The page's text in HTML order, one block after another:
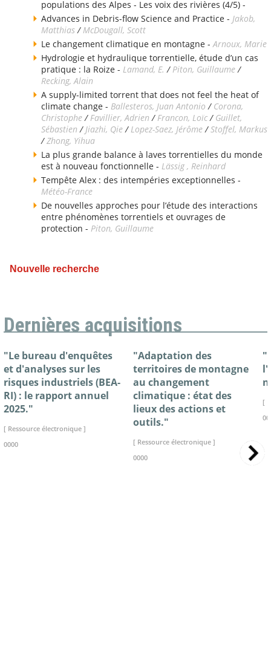
populations des Alpes - Les voix des rivières (4/5) -
Advances in Debris-flow Science and Practice - Jakob,
Matthias/McDougall, Scott
Le changement climatique en montagne -Arnoux, Marie
Hydrologie et hydraulique torrentielle, étude d’un cas
pratique : la Roize - Lamand, E. / Piton, Guillaume/
Recking, Alain
A supply-limited torrent that does not feel the heat of
climate change - Ballesteros, Juan Antonio / Corona,
Christophe/ Favillier, Adrien / Francon, Loïc/ Guillet,
Sébastien / Jiazhi, Qie/ Lopez-Saez, Jérôme/Stoffel, Markus
/Zhong, Yihua
La plus grande balance à laves torrentielles du monde
est à nouveau fonctionnelle - Lässig , Reinhard
Tempête Alex : des intempéries exceptionnelles -
Météo-France
De nouvelles approches pour l’étude des interactions
entre phénomènes torrentiels et ouvrages de
protection - Piton, Guillaume
Nouvelle recherche
Dernières acquisitions
"Le bureau d'enquêtes
et d'analyses sur les
risques industriels (BEA-
RI) : le rapport annuel
2025."
[ Ressource électronique ]
0000
"Adaptation des
territoires de montagne
au changement
climatique : état des
lieux des actions et
outils."
[ Ressource électronique ]
0000
[